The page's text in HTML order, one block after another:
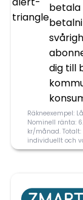
Krav och
Inkomstkrav
betala
dig till
Räkneexempel:
Nominell ränta:
kr/månad.
individuellt och